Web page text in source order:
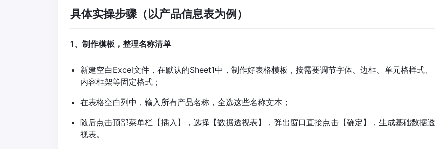
具体实操步骤（以产品信息表为例）
1、制作模板，整理名称清单
新建空白Excel文件，在默认的Sheet1中，制作好表格模板，按需要调节字体、边框、单元格样式、
内容框架等固定格式；
在表格空白列中，输入所有产品名称，全选这些名称文本；
随后点击顶部菜单栏【插入】，选择【数据透视表】，弹出窗口直接点击【确定】，生成基础数据透
视表。